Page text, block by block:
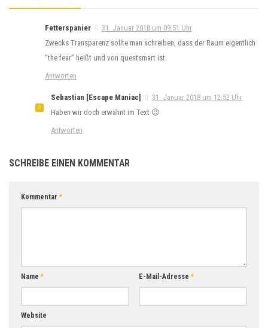
Fetterspanier
31. Januar 2018 um 09:51 Uhr
Zwecks Transparenz sollte man schreiben, dass der Raum eigentlich
“the fear” heißt und von questsmart ist.
Antworten
Sebastian [Escape Maniac]
31. Januar 2018 um 12:52 Uhr
Haben wir doch erwähnt im Text 😉
Antworten
SCHREIBE EINEN KOMMENTAR
Kommentar*
Name* E-Mail-Adresse*
Website